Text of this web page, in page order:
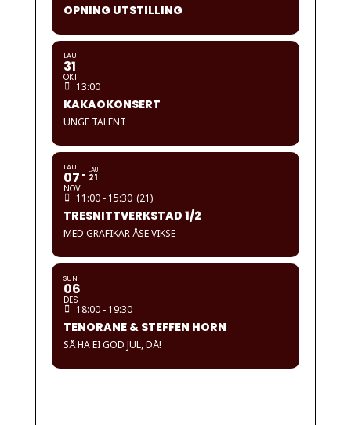
OPNING UTSTILLING
LAU
31
OKT
13:00
KAKAOKONSERT
UNGE TALENT
LAU
07
NOV
LAU
21
11:00 - 15:30 (21)
TRESNITTVERKSTAD 1/2
MED GRAFIKAR ÅSE VIKSE
SUN
06
DES
18:00 - 19:30
TENORANE & STEFFEN HORN
SÅ HA EI GOD JUL, DÅ!